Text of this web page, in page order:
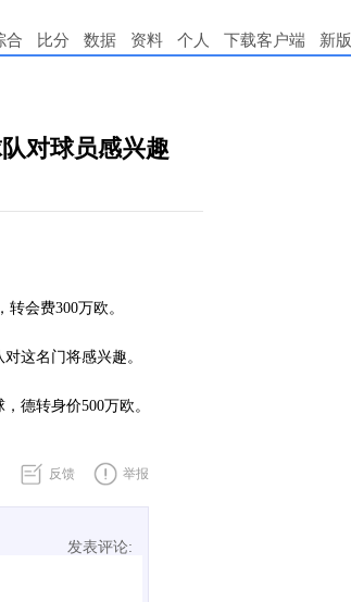
合 比分 数据 资料 个人 下载客户端 新版
对球员感兴趣
会费300万欧。
这名门将感兴趣。
德转身价500万欧。
反馈 举报
发表评论: